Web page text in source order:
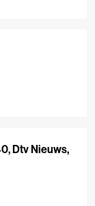
Dtv Nieuws,